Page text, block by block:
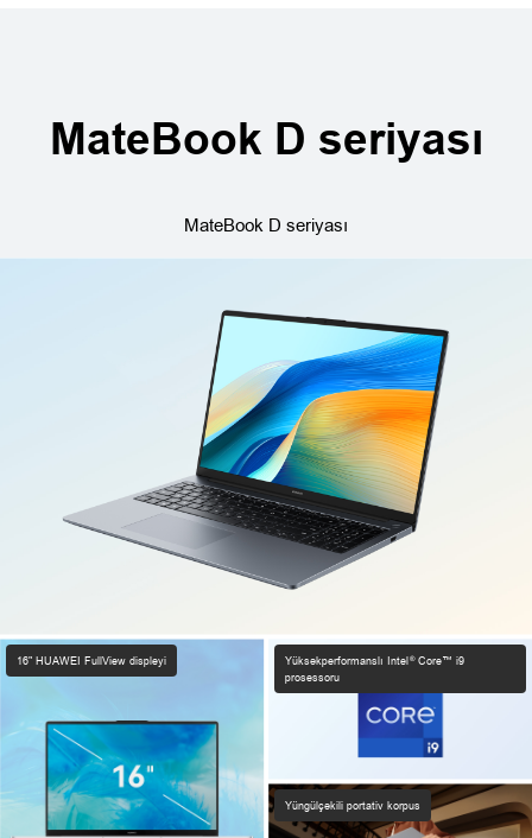
MateBook D seriyası
MateBook D seriyası
16" HUAWEI FullView displeyi Yüksəkperformanslı Intel ®Core™ i9
prosessoru
Yüngülçəkili portativ korpus